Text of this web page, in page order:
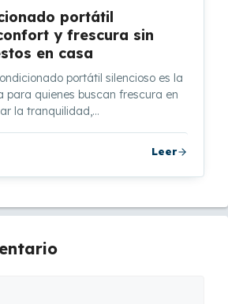
portátil
y frescura sin
en casa
portátil silencioso es la
para quienes buscan frescura en
la tranquilidad,…
Leer